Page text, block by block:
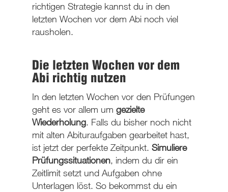
richtigen Strategie kannst du in den
letzten Wochen vor dem Abi noch viel
rausholen.
Die letzten Wochen vor dem
Abi richtig nutzen
In den letzten Wochen vor den Prüfungen
geht es vor allem um gezielte
Wiederholung. Falls du bisher noch nicht
mit alten Abituraufgaben gearbeitet hast,
ist jetzt der perfekte Zeitpunkt. Simuliere
Prüfungssituationen, indem du dir ein
Zeitlimit setzt und Aufgaben ohne
Unterlagen löst. So bekommst du ein